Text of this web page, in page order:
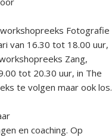
Fotografie
van 16.30 tot 18.00 uur,
Zang,
tot 20.30 uur, in The
te volgen maar ook los.
en coaching. Op